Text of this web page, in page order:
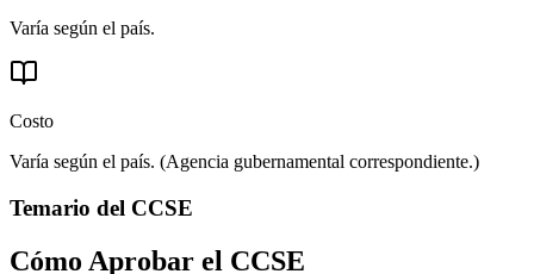
Varía según el país.
Costo
Varía según el país. (Agencia gubernamental correspondiente.)
Temario del CCSE
Cómo Aprobar el CCSE